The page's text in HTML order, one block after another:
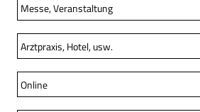
Messe, Veranstaltung
Arztpraxis, Hotel, usw.
Online